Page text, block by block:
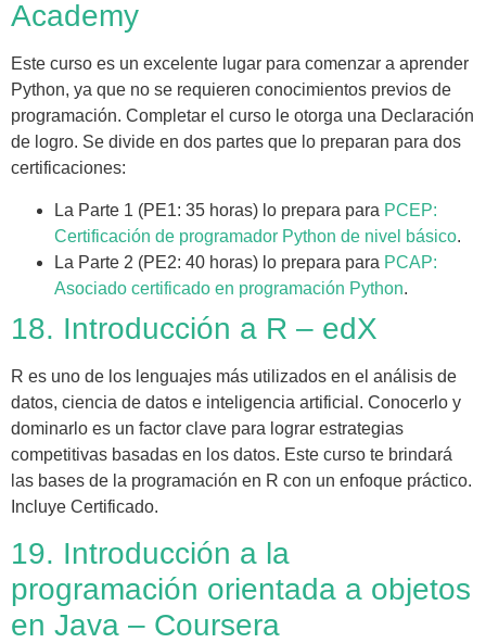
Academy
Este curso es un excelente lugar para comenzar a aprender
Python, ya que no se requieren conocimientos previos de
programación. Completar el curso le otorga una Declaración
de logro. Se divide en dos partes que lo preparan para dos
certificaciones:
La Parte 1 (PE1: 35 horas) lo prepara para PCEP:
Certificación de programador Python de nivel básico.
La Parte 2 (PE2: 40 horas) lo prepara para PCAP:
Asociado certificado en programación Python.
18. Introducción a R – edX
R es uno de los lenguajes más utilizados en el análisis de
datos, ciencia de datos e inteligencia artificial. Conocerlo y
dominarlo es un factor clave para lograr estrategias
competitivas basadas en los datos. Este curso te brindará
las bases de la programación en R con un enfoque práctico.
Incluye Certificado.
19. Introducción a la
programación orientada a objetos
en Java – Coursera